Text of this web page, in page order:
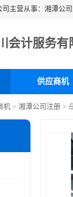
会计服务有
供应商机
机 > 湘潭公司注册 >